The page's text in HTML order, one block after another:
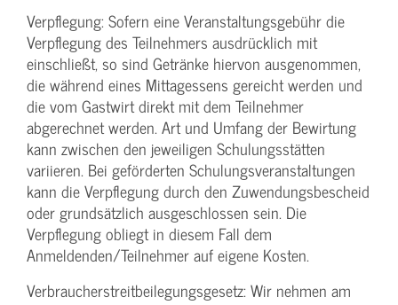
Verpflegung: Sofern eine Veranstaltungs­gebühr die
Verpflegung des Teilnehmers ausdrücklich mit
einschließt, so sind Getränke hiervon ausgenommen,
die während eines Mittagessens gereicht werden und
die vom Gastwirt direkt mit dem Teilnehmer
abgerechnet werden. Art und Umfang der Bewirtung
kann zwischen den jeweiligen Schulungsstätten
variieren. Bei geförderten Schulungs­veranstaltungen
kann die Verpflegung durch den Zuwendungs­bescheid
oder grundsätzlich ausgeschlossen sein. Die
Verpflegung obliegt in diesem Fall dem
Anmeldenden/­Teilnehmer auf eigene Kosten.
Verbraucher­streitbeilegungs­gesetz: Wir nehmen am